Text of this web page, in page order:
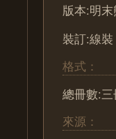
版本:明
裝訂:線裝
格式：
總冊數:
來源：